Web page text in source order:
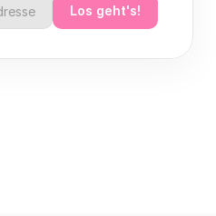
Los geht's!